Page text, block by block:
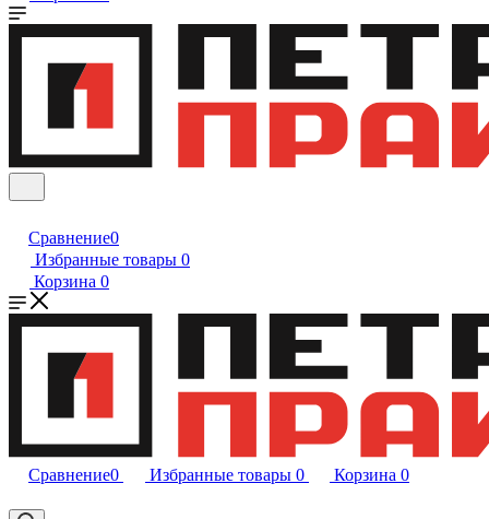
Сравнение0
Избранные товары 0
Корзина 0
Сравнение0 Избранные товары 0 Корзина 0